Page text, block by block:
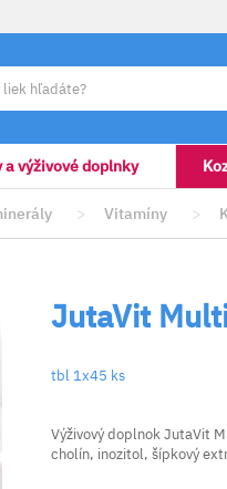
a výživové doplnky
> Vitamíny >
JutaVit
tbl 1x45 ks
Výživový doplnok JutaVit
cholín, inozitol, šípkový